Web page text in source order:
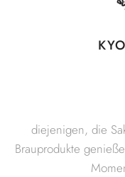
diejenigen, die
Brauprodukte